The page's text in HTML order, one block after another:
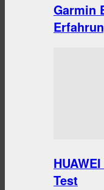
Garmin
Test